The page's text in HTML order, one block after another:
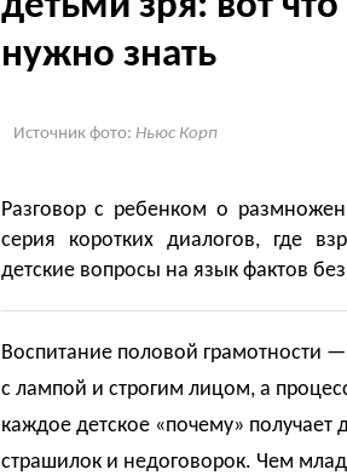
нужно знать
Источник фото: Ньюс Корп
Разговор с ребенком о
серия коротких диалогов, где
детские вопросы на язык фактов
Воспитание половой грамотности
с лампой и строгим лицом, а
каждое детское «почему» получает
страшилок и недоговорок. Чем